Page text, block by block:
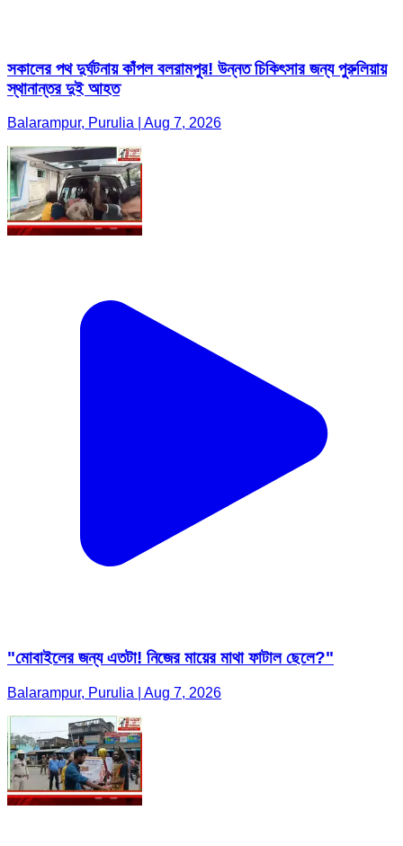
সকালের পথ দুর্ঘটনায় কাঁপল বলরামপুর! উন্নত চিকিৎসার জন্য পুরুলিয়ায়
স্থানান্তর দুই আহত
Balarampur, Purulia | Aug 7, 2026
"মোবাইলের জন্য এতটা! নিজের মায়ের মাথা ফাটাল ছেলে?"
Balarampur, Purulia | Aug 7, 2026